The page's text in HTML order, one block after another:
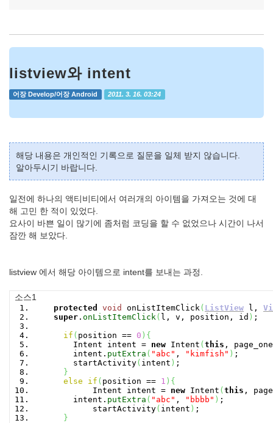
listview와 intent
어장 Develop/어장 Android 2011. 3. 16. 03:24
해당 내용은 개인적인 기록으로 질문을 일체 받지 않습니다.
알아두시기 바랍니다.
일전에 하나의 액티비티에서 여러개의 아이템을 가져오는 것에 대
해 고민 한 적이 있었다.
요사이 바쁜 일이 많기에 좀처럼 코딩을 할 수 없었으나 시간이 나서
잠깐 해 보았다.
listview 에서 해당 아이템으로 intent를 보내는 과정.
소스1
protected void onListItemClick ( ListView l,
super . onListItemClick ( l, v, position, id ) ;
if ( position == 0 ) {
Intent intent = new Intent ( this ,
intent. putExtra ( "abc" , "kimfish" ) ;
startActivity( intent ) ;
}
else
if ( position == 1 ) {
Intent intent = new Intent ( this ,
intent. putExtra ( "abc" , "bbbb" ) ;
startActivity( intent ) ;
}